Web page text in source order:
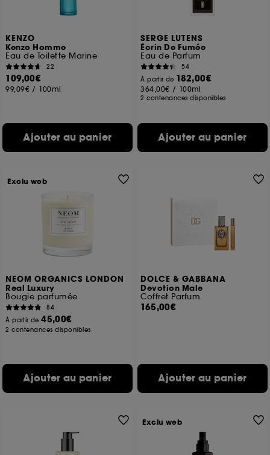
KENZO
Kenzo Homme
Eau de Toilette Marine
22
109,00€
99,09€ / 100ml
Ajouter au panier
SERGE LUTENS
Écrin De Fumée
Eau de Parfum
54
À partir de 182,00€
364,00€ / 100ml
2 contenances disponibles
Ajouter au panier
NEOM ORGANICS LONDON
Real Luxury
Bougie parfumée
84
À partir de45,00€
2 contenances disponibles
Ajouter au panier
Exclu web
DOLCE & GABBANA
Devotion Male
Coffret Parfum
165,00€
Ajouter au panier
Exclu web